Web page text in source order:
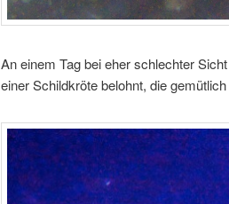
An einem Tag bei eher schlechter
einer Schildkröte belohnt, die